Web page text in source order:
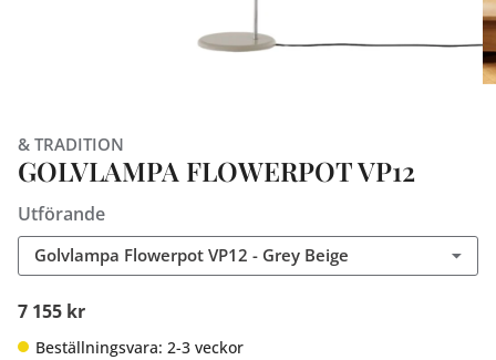
& TRADITION
GOLVLAMPA FLOWERPOT VP12
Utförande
Golvlampa Flowerpot VP12 - Grey Beige
7 155 kr
Beställningsvara: 2-3 veckor